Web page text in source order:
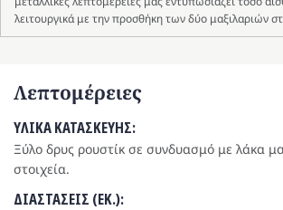
λειτουργικά με την προσθήκη των δύο μαξιλαριών
Λεπτομέρειες
ΥΛΙΚΑ ΚΑΤΑΣΚΕΥΗΣ:
Ξύλο δρυς ρουστίκ σε συνδυασμό με λάκα
στοιχεία.
ΔΙΑΣΤΑΣΕΙΣ (ΕΚ.):